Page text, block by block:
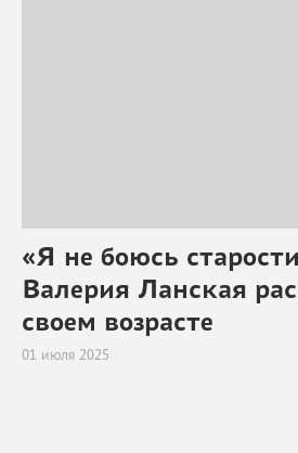
«Я не боюсь
Валерия Ланская
своем возрасте
01 июля 2025